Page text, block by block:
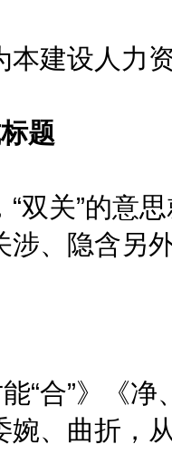
设人力资
题
关”的意思
涉、隐含另
合”》《净
婉、曲折，